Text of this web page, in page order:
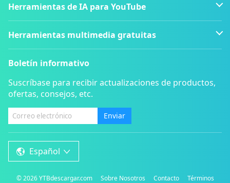
Herramientas de IA para YouTube
Herramientas multimedia gratuitas
Boletín informativo
Suscríbase para recibir actualizaciones de productos,
ofertas, consejos, etc.
Enviar
Español
©2026YTBdescargar.com Sobre Nosotros Contacto Términos